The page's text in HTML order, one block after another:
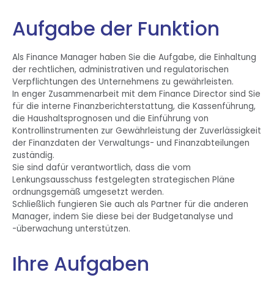
Aufgabe der Funktion
Als Finance Manager haben Sie die Aufgabe, die Einhaltung
der rechtlichen, administrativen und regulatorischen
Verpflichtungen des Unternehmens zu gewährleisten.
In enger Zusammenarbeit mit dem Finance Director sind Sie
für die interne Finanzberichterstattung, die Kassenführung,
die Haushaltsprognosen und die Einführung von
Kontrollinstrumenten zur Gewährleistung der Zuverlässigkeit
der Finanzdaten der Verwaltungs- und Finanzabteilungen
zuständig.
Sie sind dafür verantwortlich, dass die vom
Lenkungsausschuss festgelegten strategischen Pläne
ordnungsgemäß umgesetzt werden.
Schließlich fungieren Sie auch als Partner für die anderen
Manager, indem Sie diese bei der Budgetanalyse und
-überwachung unterstützen.
Ihre Aufgaben